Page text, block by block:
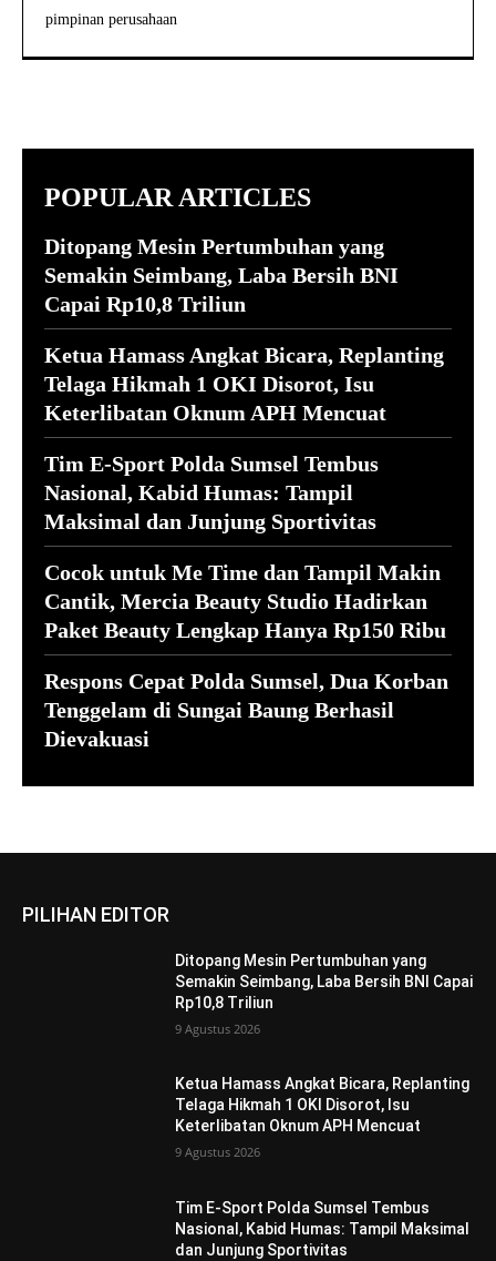
pimpinan perusahaan
POPULAR ARTICLES
Ditopang Mesin Pertumbuhan yang
Semakin Seimbang, Laba Bersih BNI
Capai Rp10,8 Triliun
Ketua Hamass Angkat Bicara, Replanting
Telaga Hikmah 1 OKI Disorot, Isu
Keterlibatan Oknum APH Mencuat
Tim E-Sport Polda Sumsel Tembus
Nasional, Kabid Humas: Tampil
Maksimal dan Junjung Sportivitas
Cocok untuk Me Time dan Tampil Makin
Cantik, Mercia Beauty Studio Hadirkan
Paket Beauty Lengkap Hanya Rp150 Ribu
Respons Cepat Polda Sumsel, Dua Korban
Tenggelam di Sungai Baung Berhasil
Dievakuasi
PILIHAN EDITOR
Ditopang Mesin Pertumbuhan yang
Semakin Seimbang, Laba Bersih BNI Capai
Rp10,8 Triliun
9 Agustus 2026
Ketua Hamass Angkat Bicara, Replanting
Telaga Hikmah 1 OKI Disorot, Isu
Keterlibatan Oknum APH Mencuat
9 Agustus 2026
Tim E-Sport Polda Sumsel Tembus
Nasional, Kabid Humas: Tampil Maksimal
dan Junjung Sportivitas